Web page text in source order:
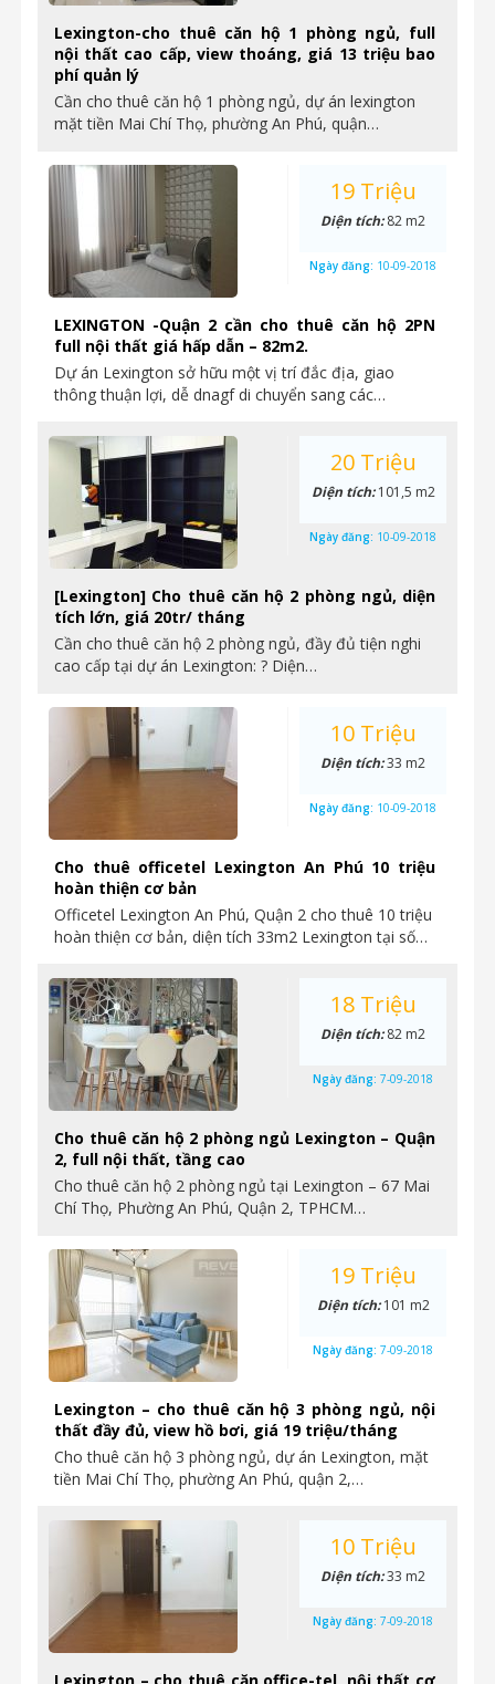
Lexington-cho thuê căn hộ 1 phòng ngủ, full
nội thất cao cấp, view thoáng, giá 13 triệu bao
phí quản lý
Cần cho thuê căn hộ 1 phòng ngủ, dự án lexington
mặt tiền Mai Chí Thọ, phường An Phú, quận…
LEXINGTON -Quận 2 cần cho thuê căn hộ 2PN
full nội thất giá hấp dẫn – 82m2.
Dự án Lexington sở hữu một vị trí đắc địa, giao
thông thuận lợi, dễ dnagf di chuyển sang các…
19 Triệu
Diện tích:82 m2
Ngày đăng: 10-09-2018
[Lexington] Cho thuê căn hộ 2 phòng ngủ, diện
tích lớn, giá 20tr/ tháng
Cần cho thuê căn hộ 2 phòng ngủ, đầy đủ tiện nghi
cao cấp tại dự án Lexington: ? Diện…
20 Triệu
Diện tích:101,5 m2
Ngày đăng: 10-09-2018
Cho thuê officetel Lexington An Phú 10 triệu
hoàn thiện cơ bản
Officetel Lexington An Phú, Quận 2 cho thuê 10 triệu
hoàn thiện cơ bản, diện tích 33m2 Lexington tại số…
10 Triệu
Diện tích:33 m2
Ngày đăng: 10-09-2018
Cho thuê căn hộ 2 phòng ngủ Lexington – Quận
2, full nội thất, tầng cao
Cho thuê căn hộ 2 phòng ngủ tại Lexington – 67 Mai
Chí Thọ, Phường An Phú, Quận 2, TPHCM…
18 Triệu
Diện tích:82 m2
Ngày đăng: 7-09-2018
Lexington – cho thuê căn hộ 3 phòng ngủ, nội
thất đầy đủ, view hồ bơi, giá 19 triệu/tháng
Cho thuê căn hộ 3 phòng ngủ, dự án Lexington, mặt
tiền Mai Chí Thọ, phường An Phú, quận 2,…
19 Triệu
Diện tích:101 m2
Ngày đăng: 7-09-2018
10 Triệu
Diện tích:33 m2
Ngày đăng: 7-09-2018